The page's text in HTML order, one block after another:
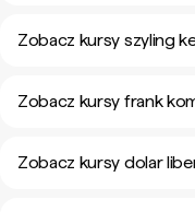
Zobacz kursy szyling
Zobacz kursy frank
Zobacz kursy dolar